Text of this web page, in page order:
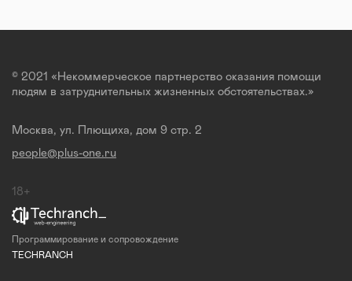
© 2021 «Некоммерческое партнерство оказания помощи
людям в затруднительных жизненных обстоятельствах.»
Москва, ул. Плющиха, дом 9 стр. 2
people@plus-one.ru
18+
Программирование и сопровождение
TECHRANCH